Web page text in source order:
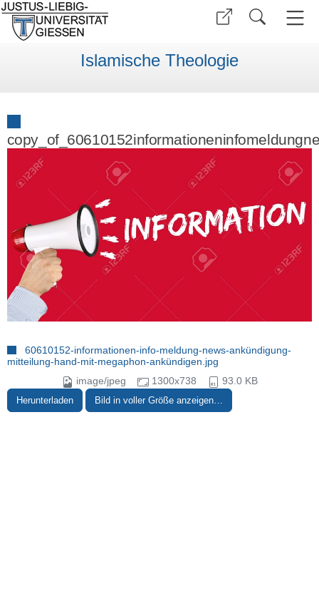
Islamische Theologie
60610152-informationen-info-meldung-news-ankündigung-
mitteilung-hand-mit-megaphon-ankündigen.jpg
image/jpeg
1300x738 93.0 KB
Herunterladen Bild in voller Größe anzeigen…